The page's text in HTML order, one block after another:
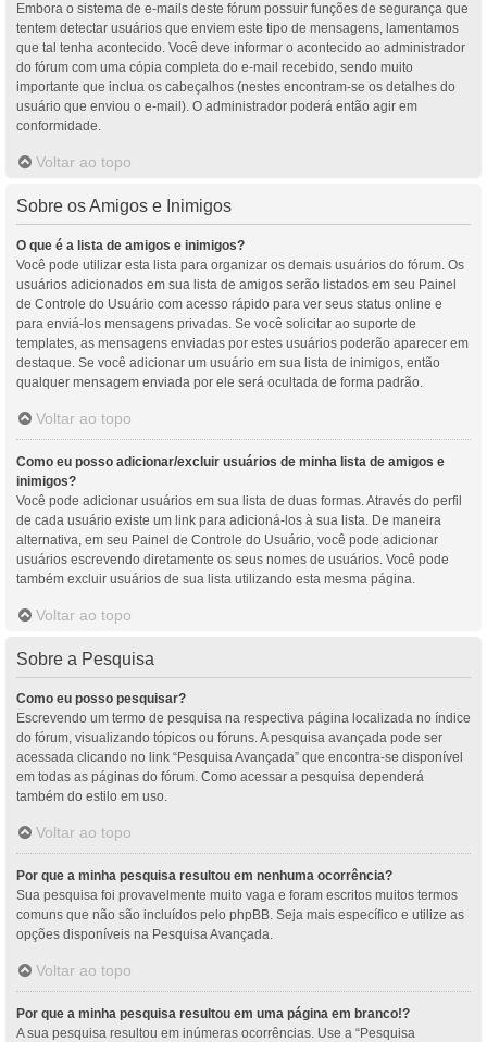
Embora o sistema de e-mails deste fórum possuir funções de segurança que
tentem detectar usuários que enviem este tipo de mensagens, lamentamos
que tal tenha acontecido. Você deve informar o acontecido ao administrador
do fórum com uma cópia completa do e-mail recebido, sendo muito
importante que inclua os cabeçalhos (nestes encontram-se os detalhes do
usuário que enviou o e-mail). O administrador poderá então agir em
conformidade.
Voltar ao topo
Sobre os Amigos e Inimigos
O que é a lista de amigos e inimigos?
Você pode utilizar esta lista para organizar os demais usuários do fórum. Os
usuários adicionados em sua lista de amigos serão listados em seu Painel
de Controle do Usuário com acesso rápido para ver seus status online e
para enviá-los mensagens privadas. Se você solicitar ao suporte de
templates, as mensagens enviadas por estes usuários poderão aparecer em
destaque. Se você adicionar um usuário em sua lista de inimigos, então
qualquer mensagem enviada por ele será ocultada de forma padrão.
Voltar ao topo
Como eu posso adicionar/excluir usuários de minha lista de amigos e
inimigos?
Você pode adicionar usuários em sua lista de duas formas. Através do perfil
de cada usuário existe um link para adicioná-los à sua lista. De maneira
alternativa, em seu Painel de Controle do Usuário, você pode adicionar
usuários escrevendo diretamente os seus nomes de usuários. Você pode
também excluir usuários de sua lista utilizando esta mesma página.
Voltar ao topo
Sobre a Pesquisa
Como eu posso pesquisar?
Escrevendo um termo de pesquisa na respectiva página localizada no índice
do fórum, visualizando tópicos ou fóruns. A pesquisa avançada pode ser
acessada clicando no link “Pesquisa Avançada” que encontra-se disponível
em todas as páginas do fórum. Como acessar a pesquisa dependerá
também do estilo em uso.
Voltar ao topo
Por que a minha pesquisa resultou em nenhuma ocorrência?
Sua pesquisa foi provavelmente muito vaga e foram escritos muitos termos
comuns que não são incluídos pelo phpBB. Seja mais específico e utilize as
opções disponíveis na Pesquisa Avançada.
Voltar ao topo
Por que a minha pesquisa resultou em uma página em branco!?
A sua pesquisa resultou em inúmeras ocorrências. Use a “Pesquisa